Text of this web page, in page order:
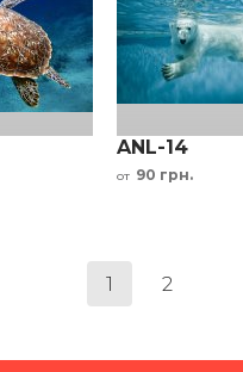
ANL-14
от 90 грн.
1 2